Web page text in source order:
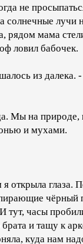
не
солнечные лучи
рядом мама
ловил бабочек.
из далека.
Мы на природе,
и мухами.
открыла глаза.
чёрный
тут, часы
и тащу к
куда нам